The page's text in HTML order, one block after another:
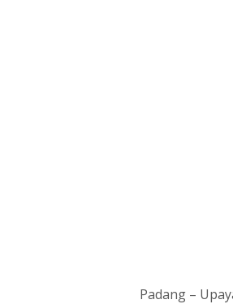
Padang –